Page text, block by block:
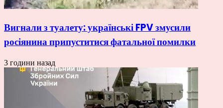
Вигнали з туалету: українські FPV змусили
росіянина припуститися фатальної помилки
3 години назад